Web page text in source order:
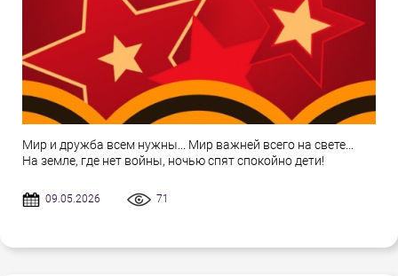
Мир и дружба всем нужны... Мир важней всего на свете...
На земле, где нет войны, ночью спят спокойно дети!
09.05.2026 71